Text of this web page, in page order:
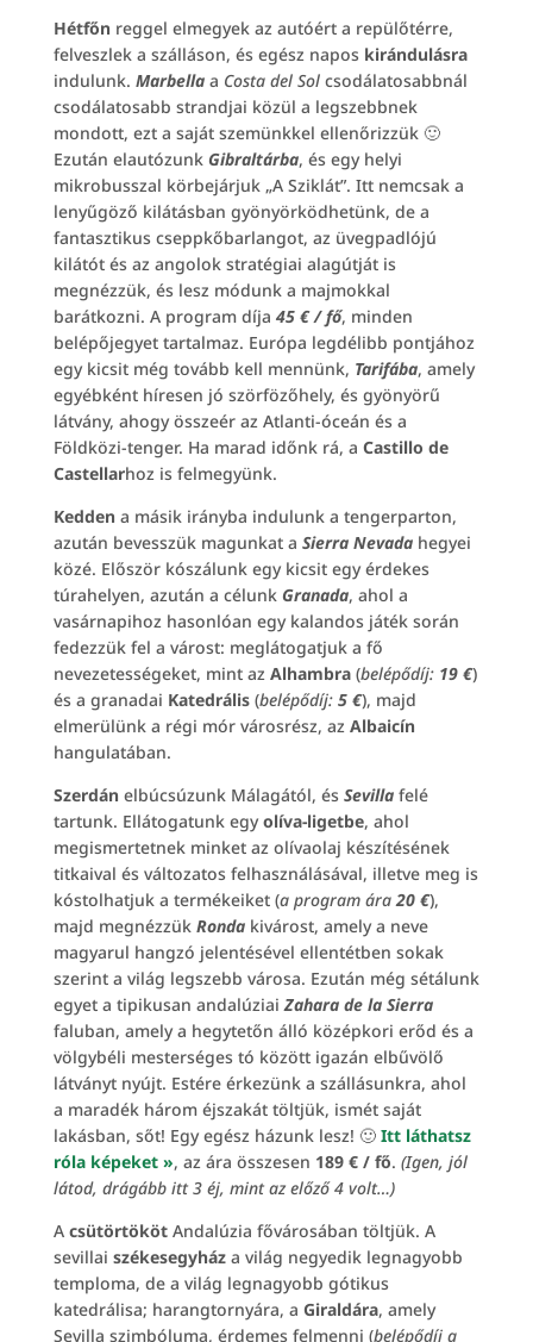
Hétfőn reggel elmegyek az autóért a repülőtérre,
felveszlek a szálláson, és egész napos kirándulásra
indulunk. Marbellaa Costa del Solcsodálatosabbnál
csodálatosabb strandjai közül a legszebbnek
mondott, ezt a saját szemünkkel ellenőrizzük 🙂
Ezután elautózunk Gibraltárba, és egy helyi
mikrobusszal körbejárjuk „A Sziklát”. Itt nemcsak a
lenyűgöző kilátásban gyönyörködhetünk, de a
fantasztikus cseppkőbarlangot, az üvegpadlójú
kilátót és az angolok stratégiai alagútját is
megnézzük, és lesz módunk a majmokkal
barátkozni. A program díja 45 € / fő, minden
belépőjegyet tartalmaz. Európa legdélibb pontjához
egy kicsit még tovább kell mennünk, Tarifába, amely
egyébként híresen jó szörfözőhely, és gyönyörű
látvány, ahogy összeér az Atlanti-óceán és a
Földközi-tenger. Ha marad időnk rá, a Castillo de
Castellarhoz is felmegyünk.
Kedden a másik irányba indulunk a tengerparton,
azután bevesszük magunkat a Sierra Nevadahegyei
közé. Először kószálunk egy kicsit egy érdekes
túrahelyen, azután a célunk Granada, ahol a
vasárnapihoz hasonlóan egy kalandos játék során
fedezzük fel a várost: meglátogatjuk a fő
nevezetességeket, mint az Alhambra(belépődíj: 19 €)
és a granadai Katedrális(belépődíj: 5 €), majd
elmerülünk a régi mór városrész, az Albaicín
hangulatában.
Szerdán elbúcsúzunk Málagától, és Sevillafelé
tartunk. Ellátogatunk egyolíva-ligetbe, ahol
megismertetnek minket az olívaolaj készítésének
titkaival és változatos felhasználásával, illetve meg is
kóstolhatjuk a termékeiket (a program ára 20 €),
majd megnézzük Rondakivárost, amely a neve
magyarul hangzó jelentésével ellentétben sokak
szerint a világ legszebb városa. Ezután még sétálunk
egyet a tipikusan andalúziai Zahara de la Sierra
faluban, amely a hegytetőn álló középkori erőd és a
völgybéli mesterséges tó között igazán elbűvölő
látványt nyújt. Estére érkezünk a szállásunkra, ahol
a maradék három éjszakát töltjük, ismét saját
lakásban, sőt! Egy egész házunk lesz! 🙂 Itt láthatsz
róla képeket », az ára összesen 189 € / fő. (Igen, jól
látod, drágább itt 3 éj, mint az előző 4 volt…)
A csütörtökötAndalúzia fővárosában töltjük. A
sevillai székesegyháza világ negyedik legnagyobb
temploma, de a világ legnagyobb gótikus
katedrálisa; harangtornyára, a Giraldára, amely
Sevilla szimbóluma, érdemes felmenni (belépődíj a